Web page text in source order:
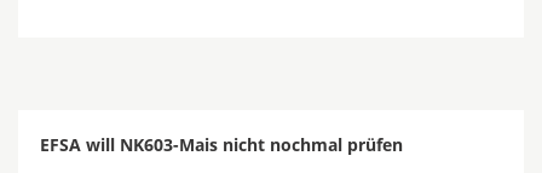
EFSA will NK603-Mais nicht nochmal prüfen